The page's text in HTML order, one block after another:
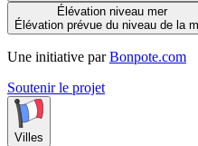
Élévation niveau mer
Élévation prévue du niveau de la
Une initiative par Bonpote.com
Soutenir le projet
Villes